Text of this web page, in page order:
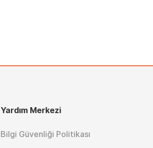
Yardım Merkezi
Bilgi Güvenliği Politikası